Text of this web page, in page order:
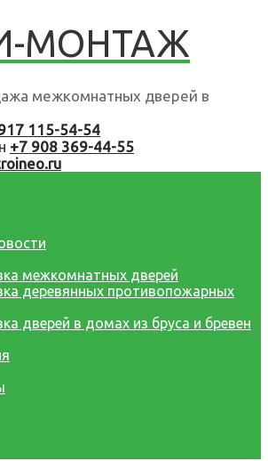
МОНТАЖ
межкомнатных дверей в
115-54-54
+7 908 369-44-55
межкомнатных дверей
деревянных противопожарных
дверей в домах из бруса и бревен